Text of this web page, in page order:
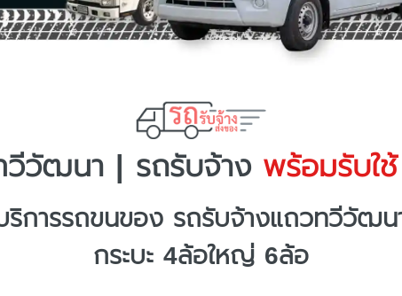
วัฒนา | รถรับจ้างพร้อมรับใ
ริการรถขนของ รถรับจ้างแถวทวีวัฒน
กระบะ 4ล้อใหญ่ 6ล้อ